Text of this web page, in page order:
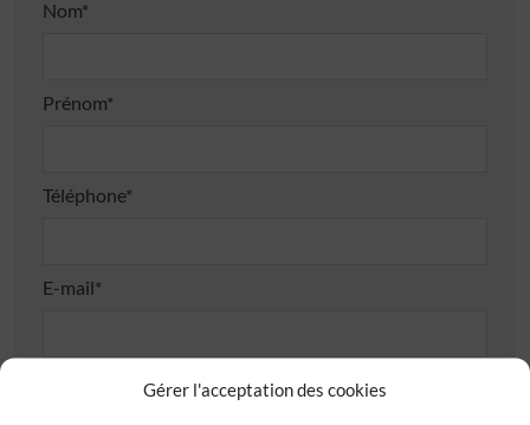
Gérer l'acceptation des cookies
Nom*
Prénom*
Téléphone*
E-mail*